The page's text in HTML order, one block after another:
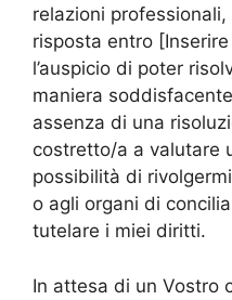
relazioni
risposta entro
l’auspicio di poter
maniera
assenza di una
costretto/a a valutare
possibilità di
o agli organi di
tutelare i miei diritti.
In attesa di un Vostro